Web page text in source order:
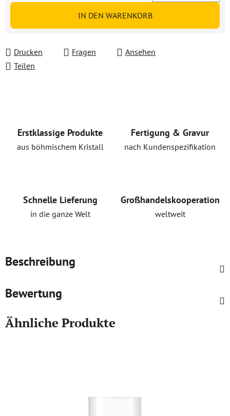
Verkaufspreis:
IN DEN WARENKORB
Drucken Fragen
Ansehen
Teilen
Erstklassige Produkte
aus böhmischem Kristall
Fertigung & Gravur
nach Kundenspezifikation
Schnelle Lieferung
in die ganze Welt
Großhandelskooperation
weltweit
Beschreibung
Bewertung
Ähnliche Produkte